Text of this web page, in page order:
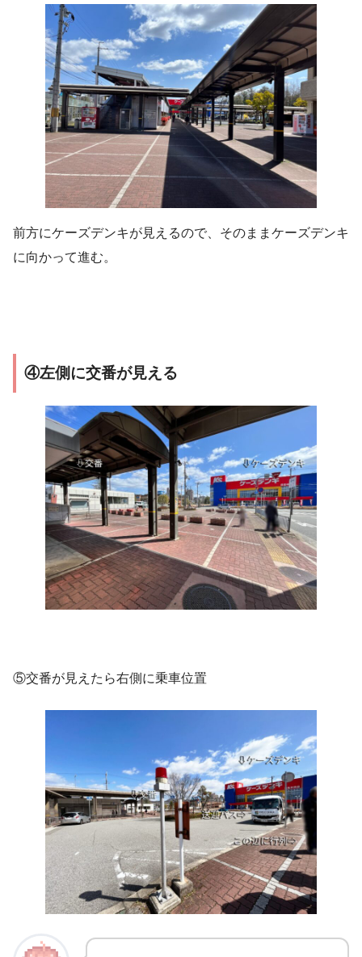
前方にケーズデンキが見えるので、そのままケーズデンキ
に向かって進む。
④左側に交番が見える
⑤交番が見えたら右側に乗車位置